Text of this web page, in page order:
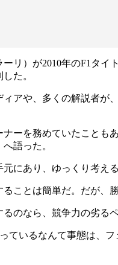
リ）が2010年のF1タ
た。
アや、多くの解説者が
ーを務めていたことも
語った。
元にあり、ゆっくり考え
ることは簡単だ。だが
のなら、競争力の劣る
ているなんて事態は、